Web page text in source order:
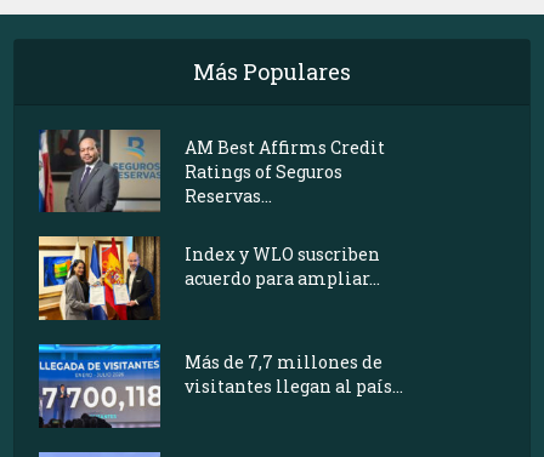
Más Populares
AM Best Affirms Credit
Ratings of Seguros
Reservas...
Index y WLO suscriben
acuerdo para ampliar...
Más de 7,7 millones de
visitantes llegan al país...